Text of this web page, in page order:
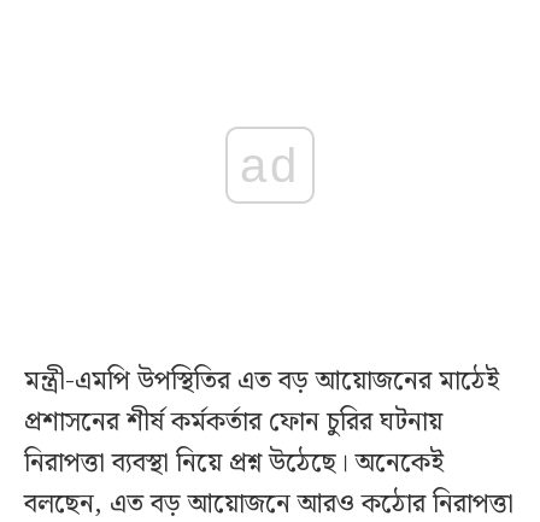
ad
মন্ত্রী-এমপি উপস্থিতির এত বড় আয়োজনের মাঠেই
প্রশাসনের শীর্ষ কর্মকর্তার ফোন চুরির ঘটনায়
নিরাপত্তা ব্যবস্থা নিয়ে প্রশ্ন উঠেছে। অনেকেই
বলছেন, এত বড় আয়োজনে আরও কঠোর নিরাপত্তা